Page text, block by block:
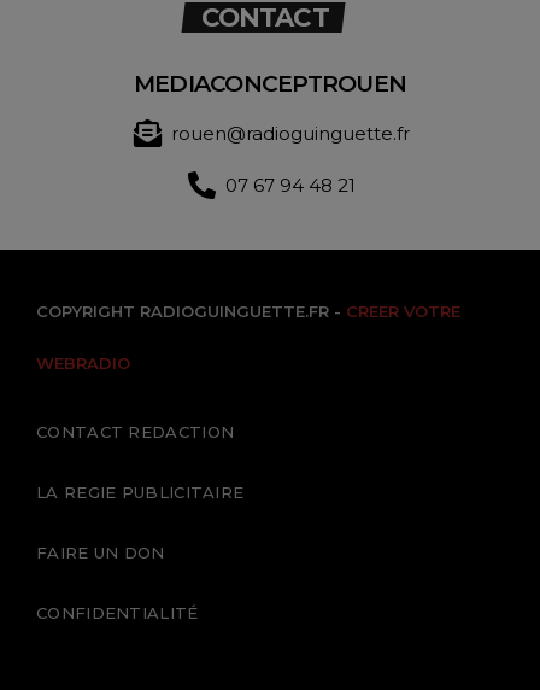
CONTACT
MEDIACONCEPTROUEN
rouen@radioguinguette.fr
07 67 94 48 21
COPYRIGHT RADIOGUINGUETTE.FR - CREER VOTRE
WEBRADIO
CONTACT REDACTION
LA REGIE PUBLICITAIRE
FAIRE UN DON
CONFIDENTIALITÉ